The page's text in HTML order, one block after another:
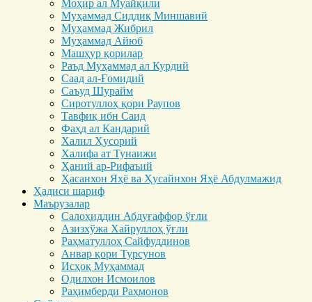
Моҳир ал Муайқили
Муҳаммад Cиддиқ Миншавий
Муҳаммад Жибрил
Муҳаммад Айюб
Машҳур қорилар
Раъд Муҳаммад ал Курдий
Саад ал-Ғомидий
Саъуд Шурайм
Сиротуллоҳ қори Раупов
Тавфиқ ибн Саид
Фаҳд ал Кандарий
Халил Ҳусорий
Халифа ат Тунаижи
Ҳаний ар-Рифаъий
Ҳасанхон Яҳё ва Ҳусайнхон Яҳё Абдулмажид
Ҳадиси шариф
Маърузалар
Салоҳиддин Абдуғаффор ўғли
Азизхўжа Хайруллоҳ ўғли
Раҳматуллоҳ Сайфуддинов
Анвар қори Турсунов
Исҳоқ Муҳаммад
Одилхон Исмоилов
Раҳимберди Раҳмонов